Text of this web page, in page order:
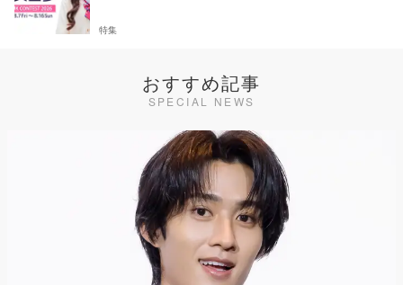
特集
おすすめ記事
SPECIAL NEWS